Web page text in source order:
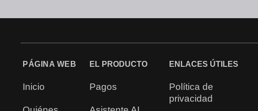
PÁGINA WEB
Inicio
EL PRODUCTO
Pagos
ENLACES ÚTILES
Política de
privacidad